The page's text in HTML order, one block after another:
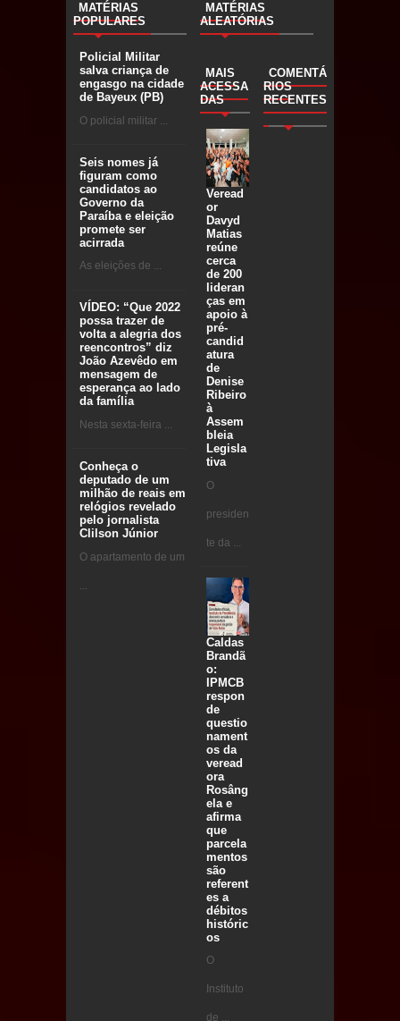
MATÉRIAS
POPULARES
Policial Militar
salva criança de
engasgo na cidade
de Bayeux (PB)
O policial militar ...
Seis nomes já
figuram como
candidatos ao
Governo da
Paraíba e eleição
promete ser
acirrada
As eleições de ...
VÍDEO: “Que 2022
possa trazer de
volta a alegria dos
reencontros” diz
João Azevêdo em
mensagem de
esperança ao lado
da família
Nesta sexta-feira ...
Conheça o
deputado de um
milhão de reais em
relógios revelado
pelo jornalista
Clilson Júnior
O apartamento de um
MATÉRIAS
ALEATÓRIAS
MAIS
ACESSA
DAS
Veread
or
Davyd
Matias
reúne
cerca
de 200
lideran
ças em
apoio à
pré-
candid
atura
de
Denise
Ribeiro
à
Assem
bleia
Legisla
tiva
O
presiden
te da ...
Caldas
Brandã
o:
IPMCB
respon
de
questio
nament
os da
veread
ora
Rosâng
ela e
afirma
que
parcela
mentos
são
referent
es a
débitos
históric
os
O
Instituto
de ...
COMENTÁ
RIOS
RECENTES